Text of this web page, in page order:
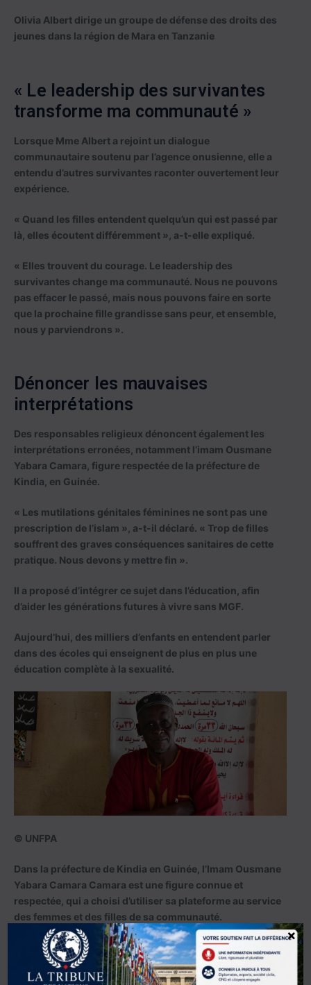
Olivia Albert dirige un groupe de défense des droits des
jeunes dans la région de Mara en Tanzanie
« Le leadership des survivantes
transforme ma communauté »
Lorsque Mme Albert a rejoint un dialogue
communautaire soutenu par l’agence onusienne, elle a
entendu d’autres survivantes raconter ouvertement leur
expérience.
« Quand les filles entendent quelqu’un qui est passé par
là, elles écoutent différemment », a-t-elle expliqué.
« Elles trouvent du courage. Le leadership des
survivantes change ma communauté. Nous ne pouvons
pas effacer le passé, mais nous pouvons faire en sorte
que la prochaine fille grandisse sans peur, et ensemble,
nous y parviendrons ».
Dénoncer les mauvaises
interprétations
Des responsables religieux dénoncent également les
interprétations erronées, notamment l’imam Ousmane
Yabara Camara, figure respectée de la préfecture de
Kindia, en Guinée.
« Les mutilations génitales féminines ne sont pas une
prescription de l’islam », a-t-il déclaré. « Trop de filles
souffrent des graves conséquences sanitaires de cette
pratique. Nous devons y mettre fin ».
Il a proposé d’intégrer ce sujet dans l’éducation, afin
d’aider les générations futures à vivre sans MGF.
Aujourd’hui, des milliers d’enfants en entendent parler
dans des écoles qui enseignent de plus en plus une
éducation complète à la sexualité.
© UNFPA
Dans la préfecture de Kindia en Guinée, l’Imam Ousmane
Yabara Camara Camara est une figure connue et
respectée, qui a choisi d’utiliser sa plateforme au service
des femmes et des filles de sa communauté.
De nouvelles lois font évoluer la
×